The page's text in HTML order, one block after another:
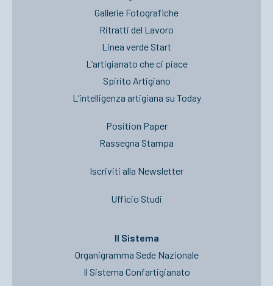
Gallerie Fotografiche
Ritratti del Lavoro
Linea verde Start
L’artigianato che ci piace
Spirito Artigiano
L’intelligenza artigiana su Today
Position Paper
Rassegna Stampa
Iscriviti alla Newsletter
Ufficio Studi
Il Sistema
Organigramma Sede Nazionale
Il Sistema Confartigianato